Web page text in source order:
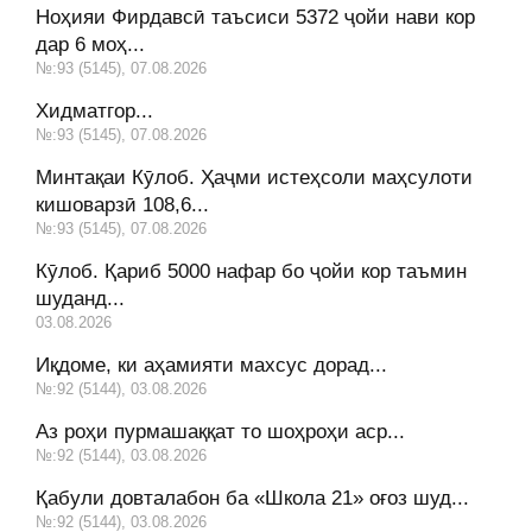
Ноҳияи Фирдавсӣ таъсиси 5372 ҷойи нави кор
дар 6 моҳ...
№:93 (5145), 07.08.2026
Хидматгор...
№:93 (5145), 07.08.2026
Минтақаи Кӯлоб. Ҳаҷми истеҳсоли маҳсулоти
кишоварзӣ 108,6...
№:93 (5145), 07.08.2026
Кӯлоб. Қариб 5000 нафар бо ҷойи кор таъмин
шуданд...
03.08.2026
Иқдоме, ки аҳамияти махсус дорад...
№:92 (5144), 03.08.2026
Аз роҳи пурмашаққат то шоҳроҳи аср...
№:92 (5144), 03.08.2026
Қабули довталабон ба «Школа 21» оғоз шуд...
№:92 (5144), 03.08.2026